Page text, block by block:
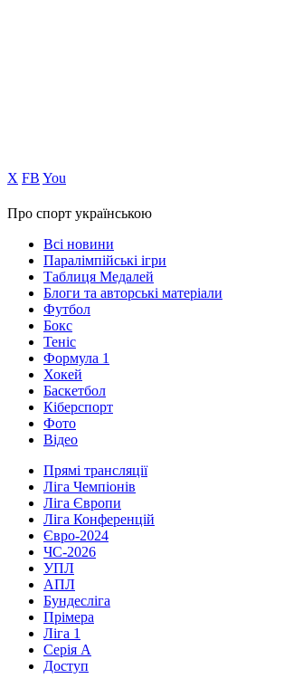
Х FB You
Про спорт українською
Всі новини
Паралімпійські ігри
Таблиця Медалей
Блоги та авторські матеріали
Футбол
Бокс
Теніс
Формула 1
Хокей
Баскетбол
Кіберспорт
Фото
Відео
Прямі трансляції
Ліга Чемпіонів
Ліга Європи
Ліга Конференцій
Євро-2024
ЧС-2026
УПЛ
АПЛ
Бундесліга
Прімера
Ліга 1
Серія А
Доступ